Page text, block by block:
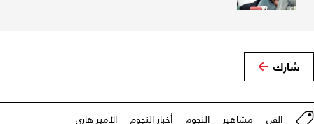
شارك
الفن مشاهير النجوم أخبار النجوم الأمير هاري